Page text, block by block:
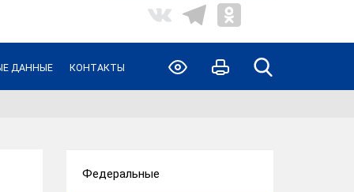
ДАННЫЕ КОНТАКТЫ
Федеральные